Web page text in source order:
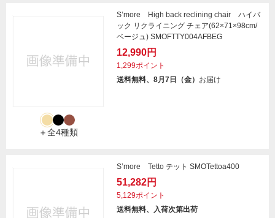
＋全4種類
S’more High back reclining chair ハイバ
ック リクライニング チェア(62×71×98cm/
ベージュ) SMOFTTY004AFBEG
12,990円
1,299ポイント
送料無料、8月7日（金） お届け
S’more Tetto テット SMOTettoa400
51,282円
5,129ポイント
送料無料、入荷次第出荷